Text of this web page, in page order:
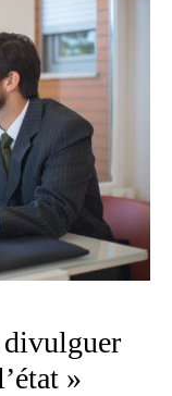
divulguer
»